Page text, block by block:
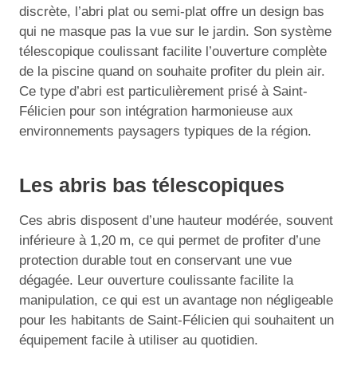
discrète, l’abri plat ou semi-plat offre un design bas
qui ne masque pas la vue sur le jardin. Son système
télescopique coulissant facilite l’ouverture complète
de la piscine quand on souhaite profiter du plein air.
Ce type d’abri est particulièrement prisé à Saint-
Félicien pour son intégration harmonieuse aux
environnements paysagers typiques de la région.
Les abris bas télescopiques
Ces abris disposent d’une hauteur modérée, souvent
inférieure à 1,20 m, ce qui permet de profiter d’une
protection durable tout en conservant une vue
dégagée. Leur ouverture coulissante facilite la
manipulation, ce qui est un avantage non négligeable
pour les habitants de Saint-Félicien qui souhaitent un
équipement facile à utiliser au quotidien.